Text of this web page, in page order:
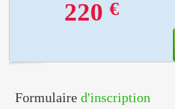
220 €
Formulaire d'inscription